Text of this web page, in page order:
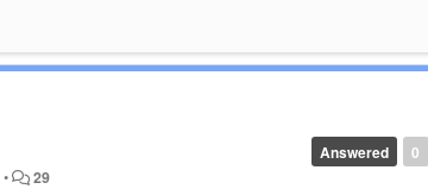
0
Answered
• 29